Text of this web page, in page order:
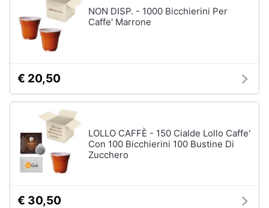
NON DISP. - 1000 Bicchierini Per
Caffe' Marrone
€ 20,50
LOLLO CAFFÈ - 150 Cialde Lollo Caffe'
Con 100 Bicchierini 100 Bustine Di
Zucchero
€ 30,50